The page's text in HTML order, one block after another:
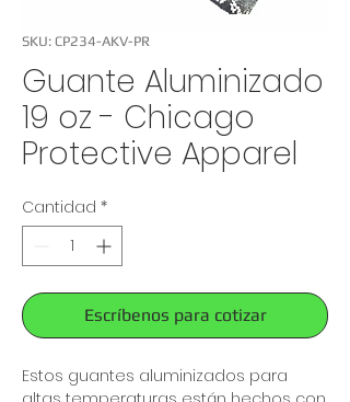
SKU: CP234-AKV-PR
Guante Aluminizado
19 oz - Chicago
Protective Apparel
Cantidad *
Escríbenos para cotizar
Estos guantes aluminizados para